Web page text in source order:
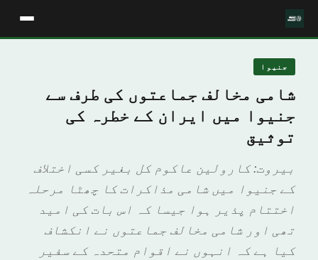
جنیوا
شامی مخالف جماعتوں کی طرف سے
جنیوا میں ایران کے خطرہ کی
توثیق
بیروت: کارولین عاکوم کل بغیر کسی اختلاف
کے جنیوا میں شامی مذاکرات کا چھٹا مرحلہ
اختتام پذیر ہوا جیسا کہ اس بات کی امید
تھی اور شامی مخالف جماعتوں نے انکشاف
کیا ہے کہ انہوں نے اقوام متحدہ کے سفیر